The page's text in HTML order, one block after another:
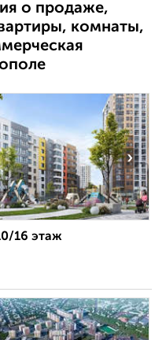
о продаже,
комнаты,
›
16 этаж